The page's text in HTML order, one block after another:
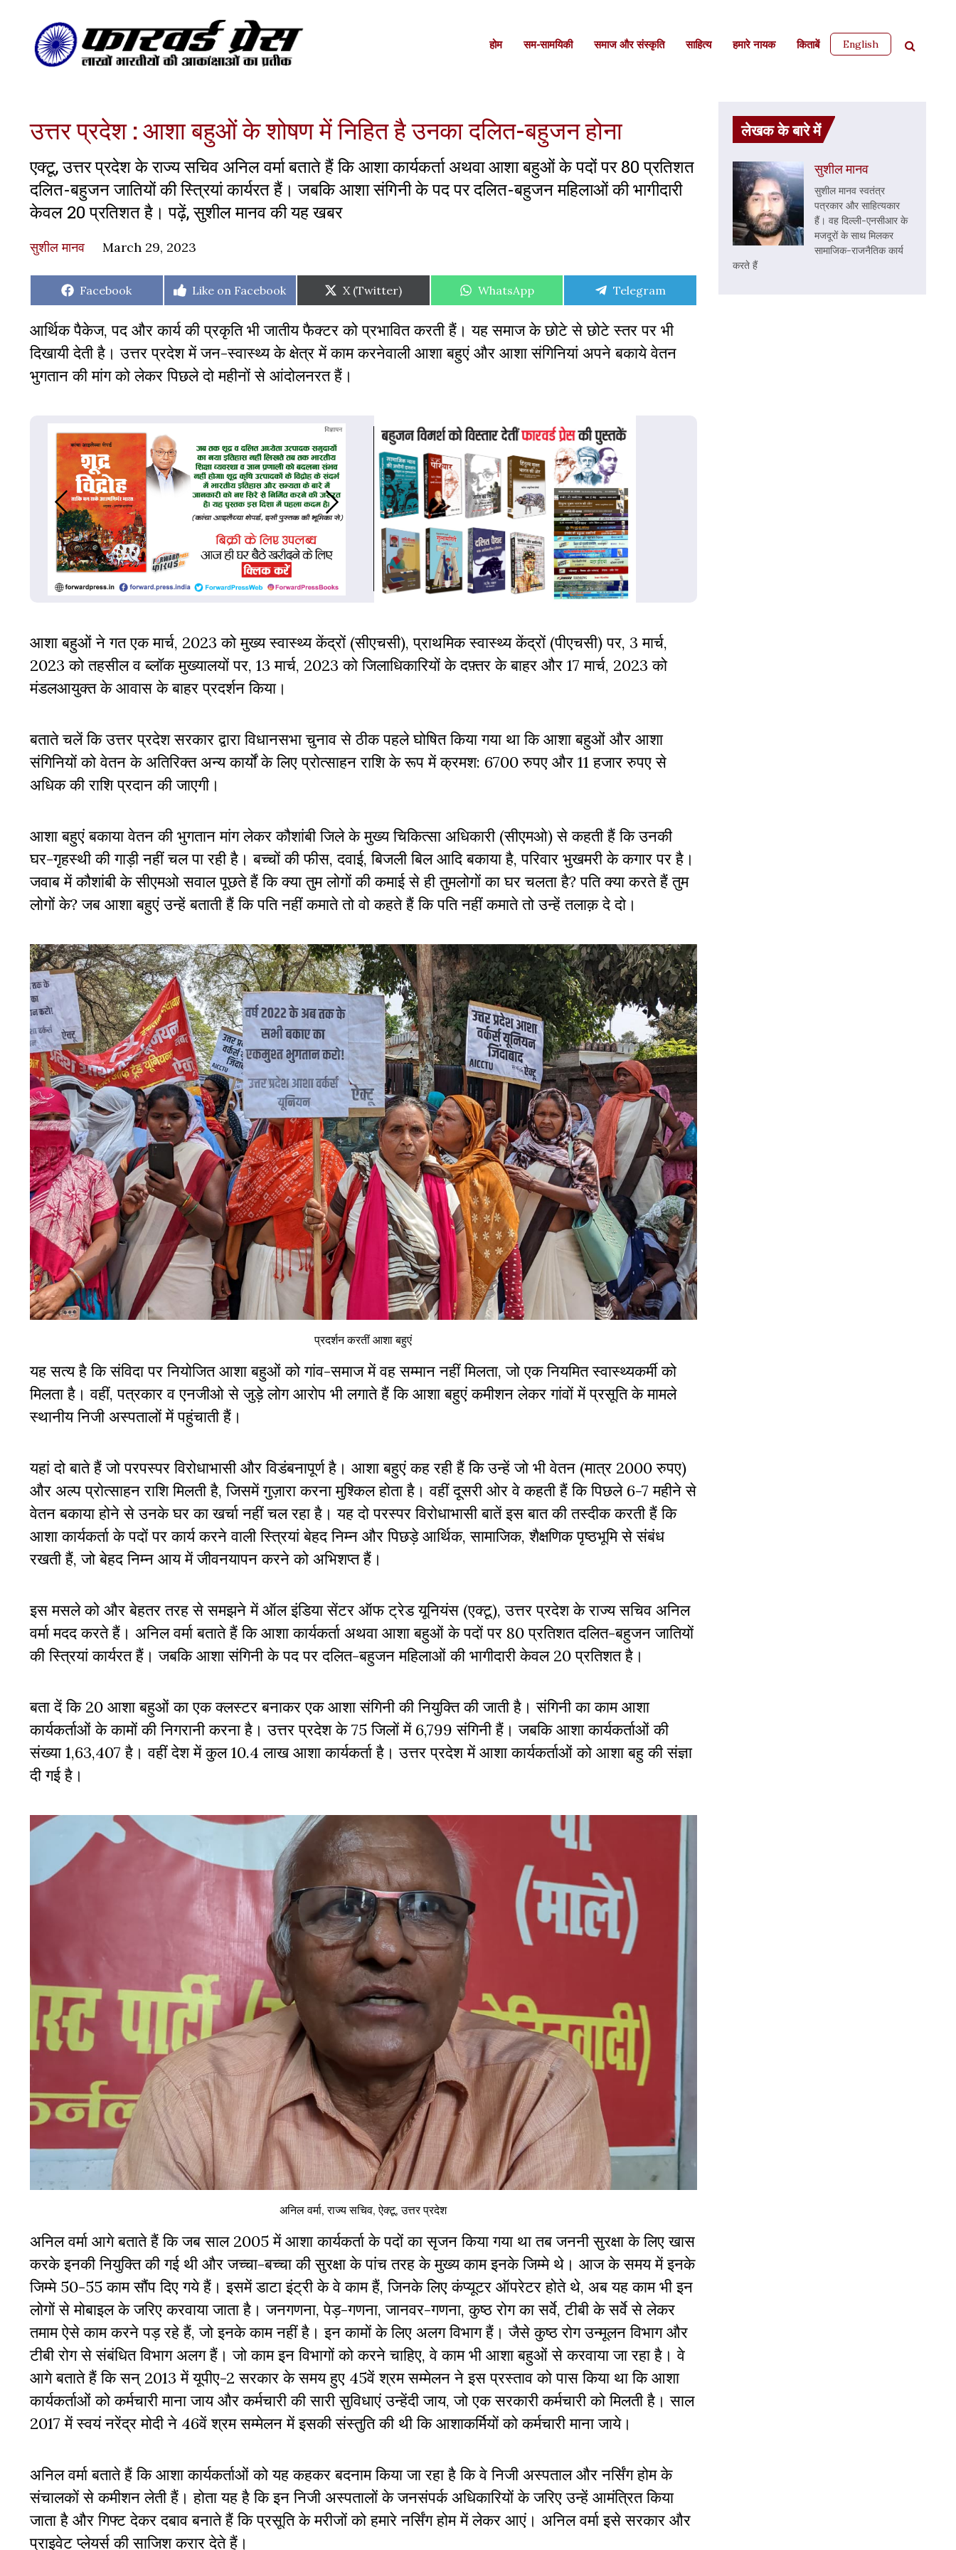
होम सम-सामयिकी समाज और संस्कृति साहित्‍य हमारे नायक किताबें English
उत्तर प्रदेश : आशा बहुओं के शोषण में निहित है उनका दलित-बहुजन होना
एक्टू, उत्तर प्रदेश के राज्य सचिव अनिल वर्मा बताते हैं कि आशा कार्यकर्ता अथवा आशा बहुओं के पदों पर 80 प्रतिशत
दलित-बहुजन जातियों की स्त्रियां कार्यरत हैं। जबकि आशा संगिनी के पद पर दलित-बहुजन महिलाओं की भागीदारी
केवल 20 प्रतिशत है। पढ़ें, सुशील मानव की यह खबर
सुशील मानव March 29, 2023
Share
Facebook
Share
Like on Facebook
Share
on
X (Twitter)
Share
WhatsApp
Share
Telegram
आर्थिक पैकेज, पद और कार्य की प्रकृति भी जातीय फैक्टर को प्रभावित करती हैं। यह समाज के छोटे से छोटे स्तर पर भी
दिखायी देती है। उत्तर प्रदेश में जन-स्वास्थ्य के क्षेत्र में काम करनेवाली आशा बहुएं और आशा संगिनियां अपने बकाये वेतन
भुगतान की मांग को लेकर पिछले दो महीनों से आंदोलनरत हैं।
आशा बहुओं ने गत एक मार्च, 2023 को मुख्य स्वास्थ्य केंद्रों (सीएचसी), प्राथमिक स्वास्थ्य केंद्रों (पीएचसी) पर, 3 मार्च,
2023 को तहसील व ब्लॉक मुख्यालयों पर, 13 मार्च, 2023 को जिलाधिकारियों के दफ़्तर के बाहर और 17 मार्च, 2023 को
मंडलआयुक्त के आवास के बाहर प्रदर्शन किया।
बताते चलें कि उत्तर प्रदेश सरकार द्वारा विधानसभा चुनाव से ठीक पहले घोषित किया गया था कि आशा बहुओं और आशा
संगिनियों को वेतन के अतिरिक्त अन्य कार्यों के लिए प्रोत्साहन राशि के रूप में क्रमश: 6700 रुपए और 11 हजार रुपए से
अधिक की राशि प्रदान की जाएगी।
आशा बहुएं बकाया वेतन की भुगतान मांग लेकर कौशांबी जिले के मुख्य चिकित्सा अधिकारी (सीएमओ) से कहती हैं कि उनकी
घर-गृहस्थी की गाड़ी नहीं चल पा रही है। बच्चों की फीस, दवाई, बिजली बिल आदि बकाया है, परिवार भुखमरी के कगार पर है।
जवाब में कौशांबी के सीएमओ सवाल पूछते हैं कि क्या तुम लोगों की कमाई से ही तुमलोगों का घर चलता है? पति क्या करते हैं तुम
लोगों के? जब आशा बहुएं उन्हें बताती हैं कि पति नहीं कमाते तो वो कहते हैं कि पति नहीं कमाते तो उन्हें तलाक़ दे दो।
प्रदर्शन करतीं आशा बहुएं
यह सत्य है कि संविदा पर नियोजित आशा बहुओं को गांव-समाज में वह सम्मान नहीं मिलता, जो एक नियमित स्वास्थ्यकर्मी को
मिलता है। वहीं, पत्रकार व एनजीओ से जुड़े लोग आरोप भी लगाते हैं कि आशा बहुएं कमीशन लेकर गांवों में प्रसूति के मामले
स्थानीय निजी अस्पतालों में पहुंचाती हैं।
यहां दो बाते हैं जो परपस्पर विरोधाभासी और विडंबनापूर्ण है। आशा बहुएं कह रही हैं कि उन्हें जो भी वेतन (मात्र 2000 रुपए)
और अल्प प्रोत्साहन राशि मिलती है, जिसमें गुज़ाराकरना मुश्किल होता है। वहीं दूसरी ओर वे कहती हैं कि पिछले 6-7 महीने से
वेतन बकाया होने से उनके घर का खर्चा नहीं चल रहा है। यह दो परस्पर विरोधाभासी बातें इस बात की तस्दीक करती हैं कि
आशा कार्यकर्ता के पदों पर कार्य करने वाली स्त्रियां बेहद निम्न और पिछड़े आर्थिक, सामाजिक, शैक्षणिक पृष्ठभूमि से संबंध
रखती हैं, जो बेहद निम्न आय में जीवनयापन करने को अभिशप्त हैं।
इस मसले को और बेहतर तरह से समझने में ऑल इंडिया सेंटर ऑफ ट्रेड यूनियंस (एक्टू), उत्तर प्रदेश के राज्य सचिव अनिल
वर्मा मदद करते हैं। अनिल वर्मा बताते हैं कि आशा कार्यकर्ता अथवा आशा बहुओं के पदों पर 80 प्रतिशत दलित-बहुजन जातियों
की स्त्रियां कार्यरत हैं। जबकि आशा संगिनी के पद पर दलित-बहुजन महिलाओं की भागीदारी केवल 20 प्रतिशत है।
बता दें कि 20 आशा बहुओं का एक क्लस्टर बनाकर एक आशा संगिनी की नियुक्ति की जाती है। संगिनी का काम आशा
कार्यकर्ताओं के कामों की निगरानी करना है। उत्तर प्रदेश के 75 जिलों में 6,799 संगिनी हैं। जबकि आशा कार्यकर्ताओं की
संख्या 1,63,407 है। वहीं देश में कुल 10.4 लाख आशा कार्यकर्ता है। उत्तर प्रदेश में आशा कार्यकर्ताओं को आशा बहु की संज्ञा
दी गई है।
अनिल वर्मा, राज्य सचिव, ऐक्टू, उत्तर प्रदेश
अनिल वर्मा आगे बताते हैं कि जब साल 2005 में आशा कार्यकर्ता के पदों का सृजन किया गया था तब जननी सुरक्षा के लिए खास
करके इनकी नियुक्ति की गई थी और जच्चा-बच्चा की सुरक्षा के पांच तरह के मुख्य काम इनके जिम्मे थे। आज के समय में इनके
जिम्मे 50-55 काम सौंप दिए गये हैं। इसमें डाटा इंट्री के वे काम हैं, जिनके लिए कंप्यूटर ऑपरेटर होते थे, अब यह काम भी इन
लोगों से मोबाइल के जरिए करवाया जाता है। जनगणना, पेड़-गणना, जानवर-गणना, कुष्ठ रोग का सर्वे, टीबी के सर्वे से लेकर
तमाम ऐसे काम करने पड़ रहे हैं, जो इनके काम नहीं है। इन कामों के लिए अलग विभाग हैं। जैसे कुष्ठ रोग उन्मूलन विभाग और
टीबी रोग से संबंधित विभाग अलग हैं। जो काम इन विभागों को करने चाहिए, वे काम भी आशा बहुओं से करवाया जा रहा है। वे
आगे बताते हैं कि सन् 2013 में यूपीए-2 सरकार के समय हुए 45वें श्रम सम्मेलन ने इस प्रस्ताव को पास किया था कि आशा
कार्यकर्ताओं को कर्मचारी माना जाय और कर्मचारी की सारी सुविधाएं उन्हेंदी जाय, जो एक सरकारी कर्मचारी को मिलती है। साल
2017 में स्वयं नरेंद्र मोदी ने 46वें श्रम सम्मेलन में इसकी संस्तुति की थी कि आशाकर्मियों को कर्मचारी माना जाये।
अनिल वर्मा बताते हैं कि आशा कार्यकर्ताओं को यह कहकर बदनाम किया जा रहा है कि वे निजी अस्पताल और नर्सिंग होम के
संचालकों से कमीशन लेती हैं। होता यह है कि इन निजी अस्पतालों के जनसंपर्क अधिकारियों के जरिए उन्हें आमंत्रित किया
जाता है और गिफ्ट देकर दबाव बनाते हैं कि प्रसूति के मरीजों को हमारे नर्सिंग होम में लेकर आएं। अनिल वर्मा इसे सरकार और
प्राइवेट प्लेयर्स की साजिश करार देते हैं।
लेखक के बारे में
सुशील मानव
सुशील मानव स्वतंत्र
पत्रकार और साहित्यकार
हैं। वह दिल्ली-एनसीआर के
मजदूरों के साथ मिलकर
सामाजिक-राजनैतिक कार्य
करते हैं